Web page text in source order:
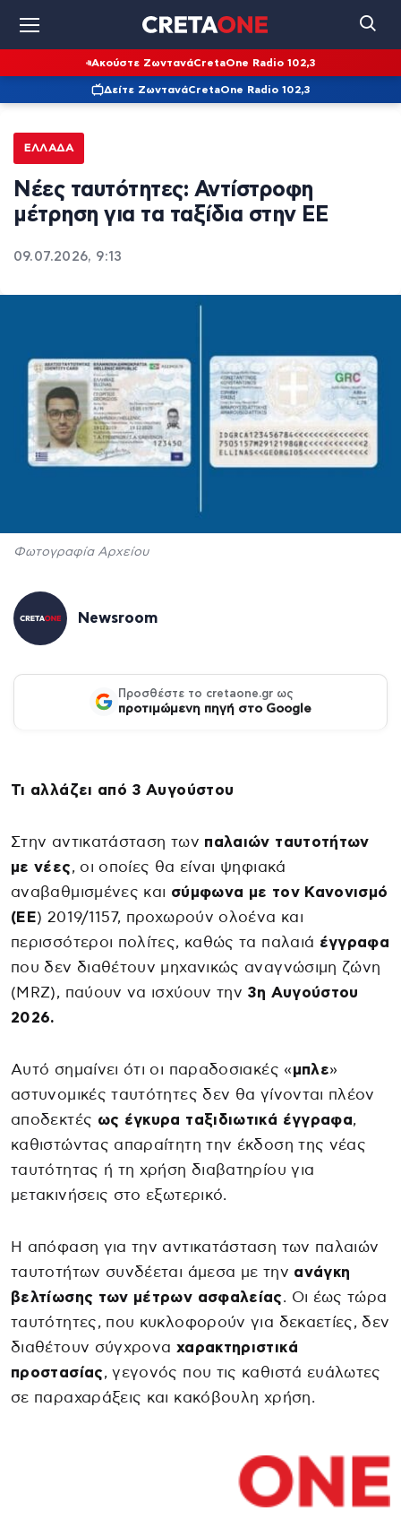
Ακούστε ΖωντανάCretaOne Radio 102,3
Δείτε ΖωντανάCretaOne Radio 102,3
ΕΛΛΆΔΑ
Νέες ταυτότητες: Αντίστροφη
μέτρηση για τα ταξίδια στην ΕΕ
09.07.2026, 9:13
Φωτογραφία Αρχείου
Newsroom
Προσθέστε το cretaone.gr ως
προτιμώμενη πηγή στο Google
Τι αλλάζει από 3 Αυγούστου
Στην αντικατάσταση των παλαιών ταυτοτήτων
με νέες, οι οποίες θα είναι ψηφιακά
αναβαθμισμένες και σύμφωνα με τον Κανονισμό
(ΕΕ) 2019/1157, προχωρούν ολοένα και
περισσότεροι πολίτες, καθώς τα παλαιά έγγραφα
που δεν διαθέτουν μηχανικώς αναγνώσιμη ζώνη
(MRZ), παύουν να ισχύουν την 3η Αυγούστου
2026.
Αυτό σημαίνει ότι οι παραδοσιακές «μπλε»
αστυνομικές ταυτότητες δεν θα γίνονται πλέον
αποδεκτές ως έγκυρα ταξιδιωτικά έγγραφα,
καθιστώντας απαραίτητη την έκδοση της νέας
ταυτότητας ή τη χρήση διαβατηρίου για
μετακινήσεις στο εξωτερικό.
Η απόφαση για την αντικατάσταση των παλαιών
ταυτοτήτων συνδέεται άμεσα με την ανάγκη
βελτίωσης των μέτρων ασφαλείας. Οι έως τώρα
ταυτότητες, που κυκλοφορούν για δεκαετίες, δεν
διαθέτουν σύγχρονα χαρακτηριστικά
προστασίας, γεγονός που τις καθιστά ευάλωτες
σε παραχαράξεις και κακόβουλη χρήση.